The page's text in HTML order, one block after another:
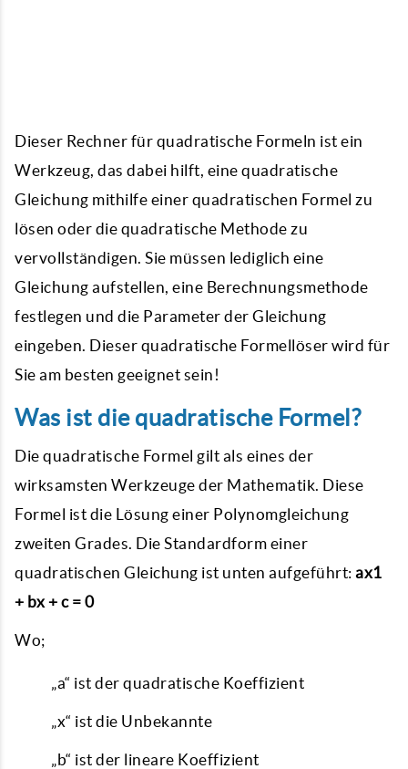
Dieser Rechner für quadratische Formeln ist ein
Werkzeug, das dabei hilft, eine quadratische
Gleichung mithilfe einer quadratischen Formel zu
lösen oder die quadratische Methode zu
vervollständigen. Sie müssen lediglich eine
Gleichung aufstellen, eine Berechnungsmethode
festlegen und die Parameter der Gleichung
eingeben. Dieser quadratische Formellöser wird für
Sie am besten geeignet sein!
Was ist die quadratische Formel?
Die quadratische Formel gilt als eines der
wirksamsten Werkzeuge der Mathematik. Diese
Formel ist die Lösung einer Polynomgleichung
zweiten Grades. Die Standardform einer
quadratischen Gleichung ist unten aufgeführt: ax1
+ bx + c = 0
Wo;
„a“ ist der quadratische Koeffizient
„x“ ist die Unbekannte
„b“ ist der lineare Koeffizient